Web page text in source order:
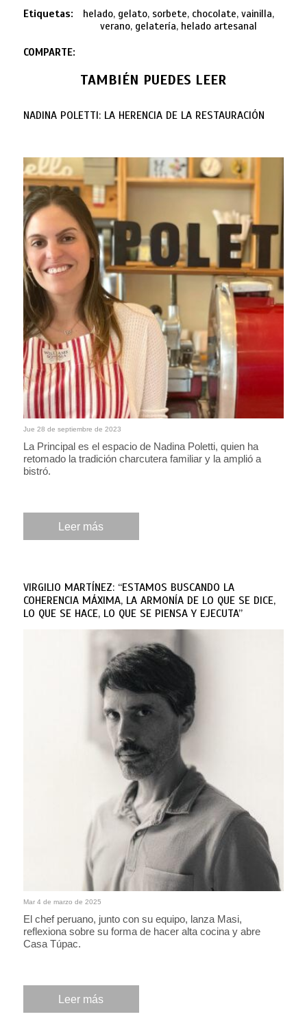
Etiquetas:
helado, gelato, sorbete, chocolate, vainilla,
verano, gelatería, helado artesanal
COMPARTE:
TAMBIÉN PUEDES LEER
NADINA POLETTI: LA HERENCIA DE LA RESTAURACIÓN
Jue 28 de septiembre de 2023
La Principal es el espacio de Nadina Poletti, quien ha
retomado la tradición charcutera familiar y la amplió a
bistró.
Leer más
VIRGILIO MARTÍNEZ: “ESTAMOS BUSCANDO LA
COHERENCIA MÁXIMA, LA ARMONÍA DE LO QUE SE DICE,
LO QUE SE HACE, LO QUE SE PIENSA Y EJECUTA”
Mar 4 de marzo de 2025
El chef peruano, junto con su equipo, lanza Masi,
reflexiona sobre su forma de hacer alta cocina y abre
Casa Túpac.
Leer más